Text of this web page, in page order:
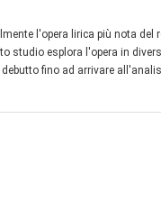
l'opera lirica più nota
studio esplora l'opera in
fino ad arrivare